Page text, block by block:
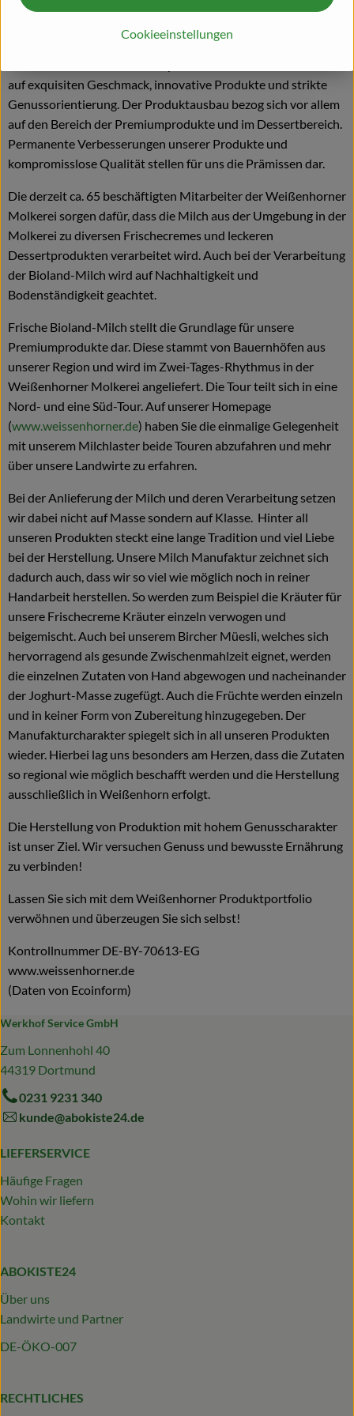
erfolgreichen mittelständischen Unternehmen entwickelt.
Jahren einer Erweiterung unterzogen. An unserem einzigen
auf exquisiten Geschmack, innovative Produkte und strikte
Genussorientierung. Der Produktausbau bezog sich vor allem
auf den Bereich der Premiumprodukte und im Dessertbereich.
Permanente Verbesserungen unserer Produkte und
kompromisslose Qualität stellen für uns die Prämissen dar.
Die derzeit ca. 65 beschäftigten Mitarbeiter der Weißenhorner
Molkerei sorgen dafür, dass die Milch aus der Umgebung in der
Molkerei zu diversen Frischecremes und leckeren
Dessertprodukten verarbeitet wird. Auch bei der Verarbeitung
der Bioland-Milch wird auf Nachhaltigkeit und
Bodenständigkeit geachtet.
Frische Bioland-Milch stellt die Grundlage für unsere
Premiumprodukte dar. Diese stammt von Bauernhöfen aus
unserer Region und wird im Zwei-Tages-Rhythmus in der
Weißenhorner Molkerei angeliefert. Die Tour teilt sich in eine
Nord- und eine Süd-Tour. Auf unserer Homepage
(www.weissenhorner.de) haben Sie die einmalige Gelegenheit
mit unserem Milchlaster beide Touren abzufahren und mehr
über unsere Landwirte zu erfahren.
Bei der Anlieferung der Milch und deren Verarbeitung setzen
wir dabei nicht auf Masse sondern auf Klasse. Hinter all
unseren Produkten steckt eine lange Tradition und viel Liebe
bei der Herstellung. Unsere Milch Manufaktur zeichnet sich
dadurch auch, dass wir so viel wie möglich noch in reiner
Handarbeit herstellen. So werden zum Beispiel die Kräuter für
unsere Frischecreme Kräuter einzeln verwogen und
beigemischt. Auch bei unserem Bircher Müesli, welches sich
hervorragend als gesunde Zwischenmahlzeit eignet, werden
die einzelnen Zutaten von Hand abgewogen und nacheinander
der Joghurt-Masse zugefügt. Auch die Früchte werden einzeln
und in keiner Form von Zubereitung hinzugegeben. Der
Manufakturcharakter spiegelt sich in all unseren Produkten
wieder. Hierbei lag uns besonders am Herzen, dass die Zutaten
so regional wie möglich beschafft werden und die Herstellung
ausschließlich in Weißenhorn erfolgt.
Die Herstellung von Produktion mit hohem Genusscharakter
ist unser Ziel. Wir versuchen Genuss und bewusste Ernährung
zu verbinden!
Lassen Sie sich mit dem Weißenhorner Produktportfolio
verwöhnen und überzeugen Sie sich selbst!
Kontrollnummer DE-BY-70613-EG
www.weissenhorner.de
(Daten von Ecoinform)
Werkhof Service GmbH
Zum Lonnenhohl 40
44319 Dortmund
0231 9231 340
kunde@abokiste24.de
LIEFERSERVICE
Häufige Fragen
Wohin wir liefern
Kontakt
ABOKISTE24
Über uns
Landwirte und Partner
DE-ÖKO-007
RECHTLICHES
Cookieeinstellungen